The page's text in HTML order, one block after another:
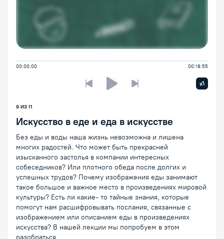
00:00:00 00:18:55
Предыдущая лекцияСледующая лекция
x1
9 ИЗ 11
Искусство в еде и еда в искусстве
Без еды и воды наша жизнь невозможна и лишена
многих радостей. Что может быть прекрасней
изысканного застолья в компании интересных
собеседников? Или плотного обеда после долгих и
успешных трудов? Почему изображения еды занимают
такое большое и важное место в произведениях мировой
культуры? Есть ли какие- то тайные знания, которые
помогут нам расшифровывать послания, связанные с
изображением или описанием еды в произведениях
искусства? В нашей лекции мы попробуем в этом
разобраться